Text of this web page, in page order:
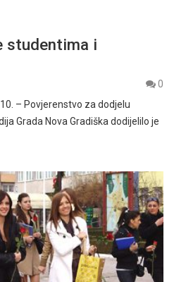
studentima i
0
– Povjerenstvo za dodjelu
Grada Nova Gradiška dodijelilo je